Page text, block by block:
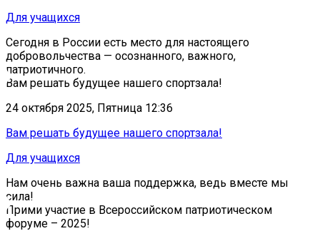
Для учащихся
Сегодня в России есть место для настоящего
добровольчества — осознанного, важного,
патриотичного.
Вам решать будущее нашего спортзала!
24 октября 2025, Пятница 12:36
Вам решать будущее нашего спортзала!
Для учащихся
Нам очень важна ваша поддержка, ведь вместе мы
сила!
Прими участие в Всероссийском патриотическом
форуме – 2025!